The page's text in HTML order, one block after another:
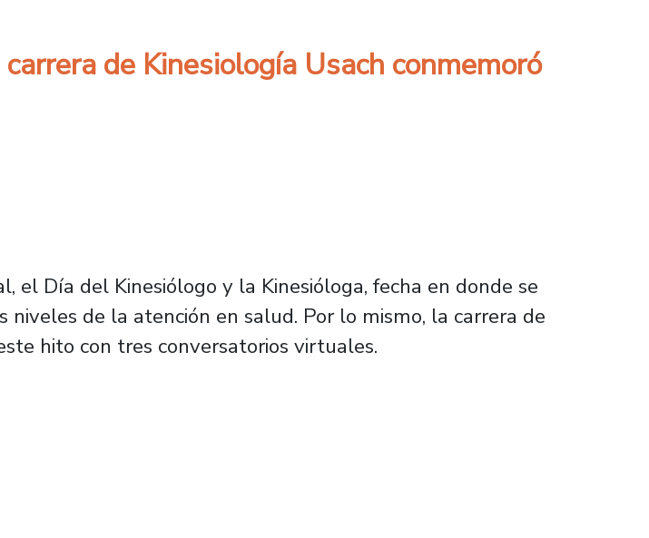
de Kinesiología Usach conmemoró
el Día del Kinesiólogo y la Kinesióloga, fecha en donde se
de la atención en salud. Por lo mismo, la carrera de
hito con tres conversatorios virtuales.
de Kinesiología Usach conmemoró su día profesional